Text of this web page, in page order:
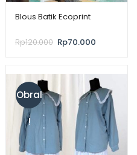
Blous Batik Ecoprint
Rp120.000 Rp70.000
Obral
!